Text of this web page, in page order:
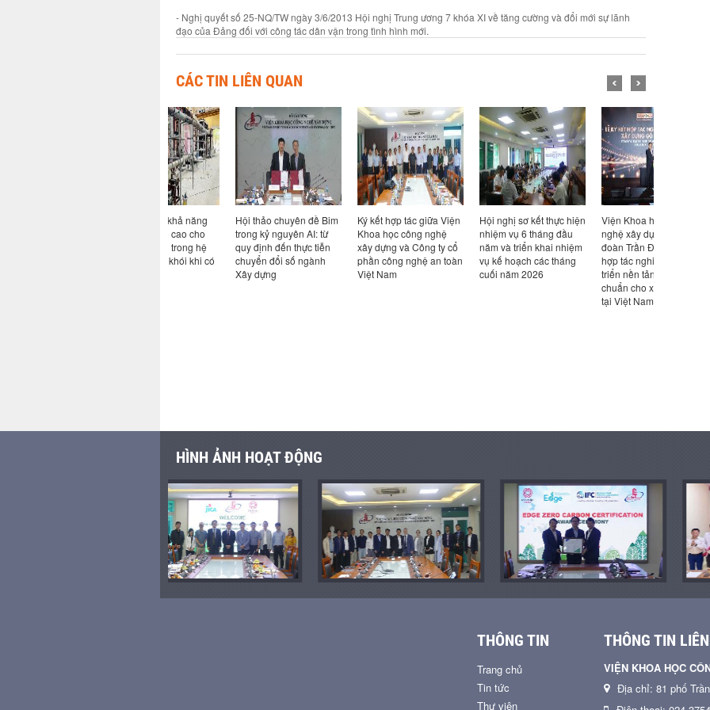
- Nghị quyết số 25-NQ/TW ngày 3/6/2013 Hội nghị Trung ương 7 khóa XI về tăng cường và đổi mới sự lãnh
đạo của Đảng đối với công tác dân vận trong tình hình mới.
CÁC TIN LIÊN QUAN
Hội thảo chuyên đề Bim
trong kỷ nguyên AI: từ
quy định đến thực tiễn
chuyển đổi số ngành
Ký kết hợp tác giữa Viện
Khoa học công nghệ
xây dựng và Công ty cổ
phần công nghệ an toàn
Hội nghị sơ kết thực hiện
nhiệm vụ 6 tháng đầu
năm và triển khai nhiệm
vụ kế hoạch các tháng
cuối năm 2026
Viện Khoa học công
nghệ xây dựng và Tập
đoàn Trần Đức ký kết
hợp tác nghiên cứu, phát
triển nền tảng tiêu
chuẩn cho xây dựng gỗ
HÌNH ẢNH HOẠT ĐỘNG
THÔNG TIN
Trang chủ
Tin tức
Thư viện
THÔNG TIN
VIỆN KHOA HỌC
Địa chỉ: 81 phố